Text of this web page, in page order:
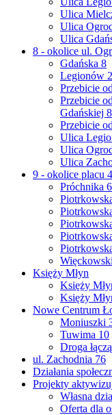
Ulica
Ulica
Ulica
8 - okolice ul.
Gdańska 8
Legionów
Przebicie
Przebicie
Gdańskiej 8
Przebicie
Ulica
Ulica
Ulica
9 - okolice placu
Próchnika 6
Księży Młyn
Księży
Księży
Nowe Centrum
Moniuszki
Tuwima 10
Droga
ul. Zachodnia 76
Działania
Projekty
Własna
Oferta dla